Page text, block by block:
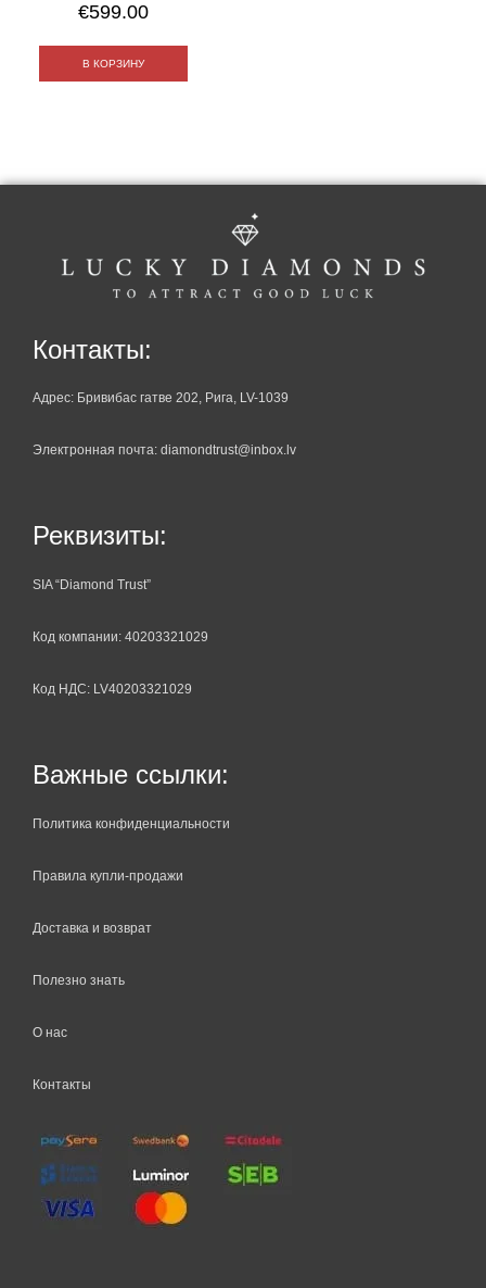
€599.00
В КОРЗИНУ
Контакты:
Адрес: Бривибас гатве 202, Рига, LV-1039
Электронная почта: diamondtrust@inbox.lv
Реквизиты:
SIA “Diamond Trust”
Код компании: 40203321029
Код НДС: LV40203321029
Важные ссылки:
Политика конфиденциальности
Правила купли-продажи
Доставка и возврат
Полезно знать
О нас
Контакты